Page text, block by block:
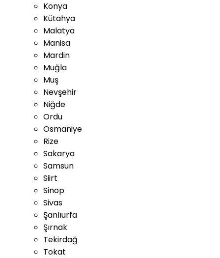
Konya
Kütahya
Malatya
Manisa
Mardin
Muğla
Muş
Nevşehir
Niğde
Ordu
Osmaniye
Rize
Sakarya
Samsun
Siirt
Sinop
Sivas
Şanlıurfa
Şırnak
Tekirdağ
Tokat